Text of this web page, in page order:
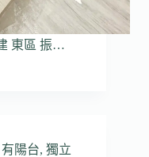
東區 振…
有陽台, 獨立